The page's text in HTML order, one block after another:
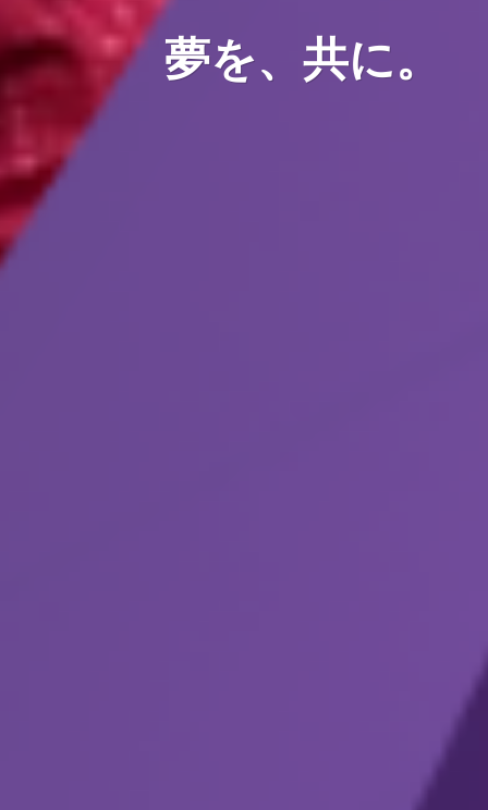
夢を、共に。
夢を、共に。
夢を、共に。
夢を、共に。